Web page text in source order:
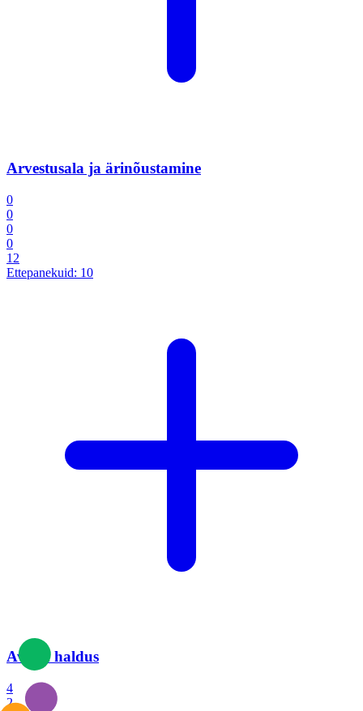
Arvestusala ja ärinõustamine
0
0
0
0
12
Ettepanekuid: 10
Avalik haldus
4
2